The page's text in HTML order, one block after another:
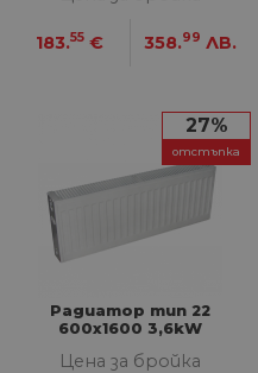
183.55 € 358.99 ЛВ.
27%
отстъпка
Радиатор тип 22
600х1600 3,6kW
Цена за бройка